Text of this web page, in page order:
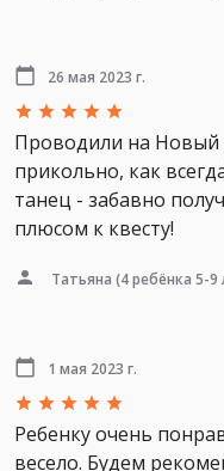
26 мая 2023 г.
Проводили на Новый
прикольно, как
танец - забавно
плюсом к квесту!
Татьяна (4 ребёнка 5-9
1 мая 2023 г.
Ребенку очень
весело. Будем